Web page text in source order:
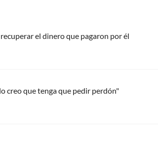
el dinero que pagaron por él
creo que tenga que pedir perdón"